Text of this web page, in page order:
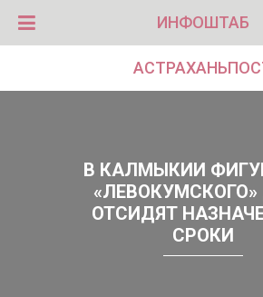
ИНФОШТАБ
В КАЛМЫКИИ
ОТСИДЯТ
СРОКИ